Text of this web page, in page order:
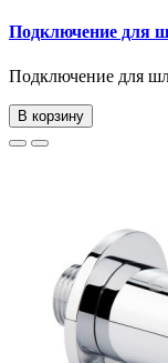
Подключение для
Подключение для
В корзину